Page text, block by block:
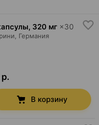
, 320 мг ×30
, Германия
В корзину